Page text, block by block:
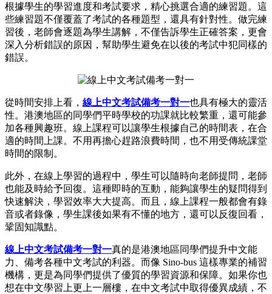
根據學生的學習進度和考試要求，精心挑選合適的練習題。這
些練習題不僅覆蓋了考試的各種題型，還具有針對性。做完練
習後，老師會逐題為學生講解，不僅告訴學生正確答案，更會
深入分析錯誤的原因，幫助學生避免在以後的考試中犯同樣的
錯誤。
從時間安排上看， 線上中文考試備考一對一也具有極大的靈活
性。港澳地區的同學們平時學校的功課就比較繁重，還可能參
加各種興趣班。線上課程可以讓學生根據自己的時間表，在合
適的時間上課。不用再擔心趕路浪費時間，也不用受傳統課堂
時間的限制。
此外，在線上學習的過程中，學生可以隨時向老師提問，老師
也能及時給予回復。這種即時的互動，能夠讓學生的疑問得到
快速解決，學習效率大大提高。而且，線上課程一般都會有錄
音或者錄像，學生課後如果有不懂的地方，還可以反復回看，
鞏固知識點。
線上中文考試備考一對一真的是港澳地區同學們提升中文能
力、備考各種中文考試的利器。而像 Sino-bus 這樣專業的補習
機構，更是為同學們提供了優質的學習資源和保障。如果你也
想在中文學習上更上一層樓，在中文考試中取得優異成績，不